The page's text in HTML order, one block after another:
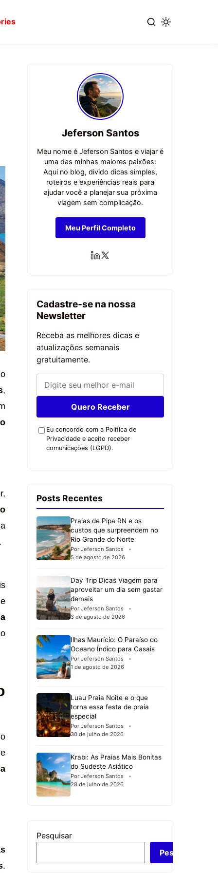
,
.
Jeferson Santos
Meu nome é Jeferson Santos e viajar é
uma das minhas maiores paixões.
Aqui no blog, divido dicas simples,
roteiros e experiências reais para
ajudar você a planejar sua próxima
viagem sem complicação.
Meu Perfil Completo
Cadastre-se na nossa
Newsletter
Receba as melhores dicas e
atualizações semanais
gratuitamente.
Quero Receber
Eu concordo com a Política de
Privacidade e aceito receber
comunicações (LGPD).
Posts Recentes
Praias de Pipa RN e os
custos que surpreendem no
Rio Grande do Norte
Por Jeferson Santos
5 de agosto de 2026
Day Trip Dicas Viagem para
aproveitar um dia sem gastar
demais
Por Jeferson Santos
3 de agosto de 2026
Ilhas Maurício: O Paraíso do
Oceano Índico para Casais
Por Jeferson Santos
1 de agosto de 2026
Luau Praia Noite e o que
torna essa festa de praia
especial
Por Jeferson Santos
30 de julho de 2026
Krabi: As Praias Mais Bonitas
do Sudeste Asiático
Por Jeferson Santos
28 de julho de 2026
Pesquisar
Pesquisar